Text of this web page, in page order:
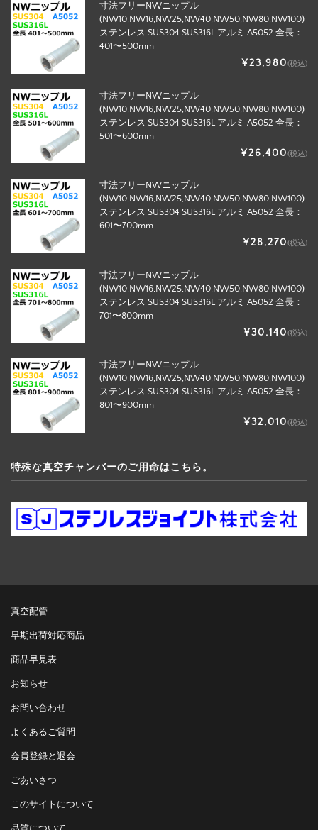
寸法フリーNWニップル
(NW10,NW16,NW25,NW40,NW50,NW80,NW100)
ステンレス SUS304 SUS316L アルミ A5052 全長：
401〜500mm
¥23,980(税込)
寸法フリーNWニップル
(NW10,NW16,NW25,NW40,NW50,NW80,NW100)
ステンレス SUS304 SUS316L アルミ A5052 全長：
501〜600mm
¥26,400(税込)
寸法フリーNWニップル
(NW10,NW16,NW25,NW40,NW50,NW80,NW100)
ステンレス SUS304 SUS316L アルミ A5052 全長：
601〜700mm
¥28,270(税込)
寸法フリーNWニップル
(NW10,NW16,NW25,NW40,NW50,NW80,NW100)
ステンレス SUS304 SUS316L アルミ A5052 全長：
701〜800mm
¥30,140(税込)
寸法フリーNWニップル
(NW10,NW16,NW25,NW40,NW50,NW80,NW100)
ステンレス SUS304 SUS316L アルミ A5052 全長：
801〜900mm
¥32,010(税込)
特殊な真空チャンバーのご用命はこちら。
真空配管
早期出荷対応商品
商品早見表
お知らせ
お問い合わせ
よくあるご質問
会員登録と退会
ごあいさつ
このサイトについて